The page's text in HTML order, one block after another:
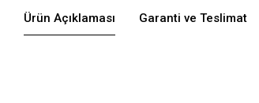
Ürün Açıklaması Garanti ve Teslimat